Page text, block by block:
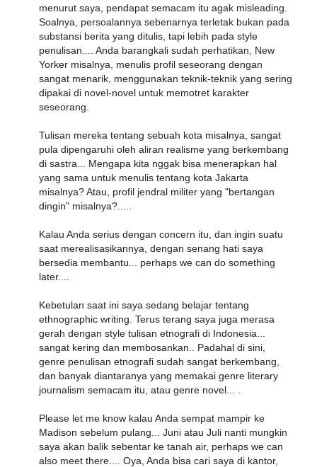
menurut saya, pendapat semacam itu agak misleading.
Soalnya, persoalannya sebenarnya terletak bukan pada
substansi berita yang ditulis, tapi lebih pada style
penulisan.... Anda barangkali sudah perhatikan, New
Yorker misalnya, menulis profil seseorang dengan
sangat menarik, menggunakan teknik-teknik yang sering
dipakai di novel-novel untuk memotret karakter
seseorang.
Tulisan mereka tentang sebuah kota misalnya, sangat
pula dipengaruhi oleh aliran realisme yang berkembang
di sastra... Mengapa kita nggak bisa menerapkan hal
yang sama untuk menulis tentang kota Jakarta
misalnya? Atau, profil jendral militer yang "bertangan
dingin" misalnya?.....
Kalau Anda serius dengan concern itu, dan ingin suatu
saat merealisasikannya, dengan senang hati saya
bersedia membantu... perhaps we can do something
later....
Kebetulan saat ini saya sedang belajar tentang
ethnographic writing. Terus terang saya juga merasa
gerah dengan style tulisan etnografi di Indonesia...
sangat kering dan membosankan.. Padahal di sini,
genre penulisan etnografi sudah sangat berkembang,
dan banyak diantaranya yang memakai genre literary
journalism semacam itu, atau genre novel... .
Please let me know kalau Anda sempat mampir ke
Madison sebelum pulang... Juni atau Juli nanti mungkin
saya akan balik sebentar ke tanah air, perhaps we can
also meet there.... Oya, Anda bisa cari saya di kantor,